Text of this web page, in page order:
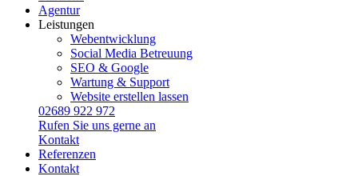
Agentur
Leistungen
Webentwicklung
Social Media Betreuung
SEO & Google
Wartung & Support
Website erstellen lassen
02689 922 972
Rufen Sie uns gerne an
Kontakt
Referenzen
Kontakt